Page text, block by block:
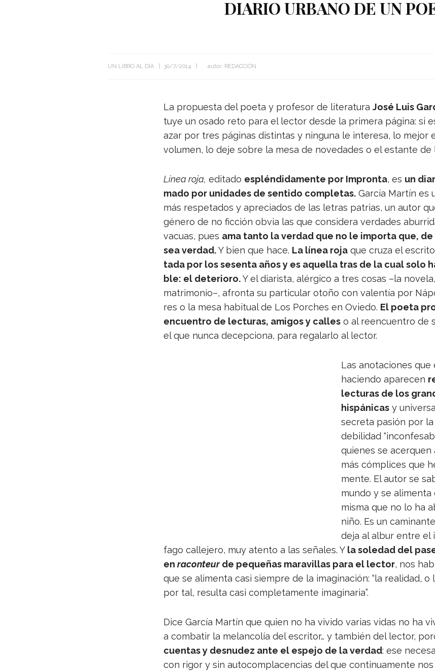
DIARIO URBANO DE UN
UN LIBRO AL DÍA 30/7/2014 autor: REDACCIÓN
La pro­puesta del poeta y pro­fe­sor de lite­ra­tura José Luis
tuye un osado reto para el lec­tor desde la pri­mera página: si
azar por tres pági­nas dis­tin­tas y nin­guna le interesa, lo mejor
volu­men, lo deje sobre la mesa de nove­da­des o el estante de
Línea roja, edi­tado esplén­di­da­mente por Impronta, es un
mado por uni­da­des de sen­tido com­ple­tas. Gar­cía Mar­tín es
más res­pe­ta­dos y apre­cia­dos de las letras patrias, un autor
género de no fic­ción obvia las que con­si­dera ver­da­des
vacuas, pues ama tanto la ver­dad que no le importa que, de
sea ver­dad.Y bien que hace. La línea roja que cruza el
tada por los sesenta años y es aque­lla tras de la cual solo
ble: el dete­rioro.Y el dia­rista, alér­gico a tres cosas –la
matri­mo­nio–, afronta su par­ti­cu­lar otoño con valen­tía por
res o la mesa habi­tual de Los Por­ches en Oviedo. El poeta
encuen­tro de lec­tu­ras, ami­gos y calles o al reen­cuen­tro de
el que nunca decep­ciona, para rega­larlo al lector.
Las ano­ta­cio­nes que
haciendo apa­re­cen
lec­tu­ras de los
his­pá­ni­cas y
secreta pasión por
debi­li­dad
quie­nes se acer­quen
más cóm­pli­ces que
mente. El autor se
mundo y se ali­menta
misma que no lo ha
niño. Es un
deja al albur entre
fago calle­jero, muy atento a las seña­les. Y la sole­dad del
en racon­teurde peque­ñas mara­vi­llas para el lec­tor, nos
que se ali­menta casi siem­pre de la ima­gi­na­ción: “la reali­dad,
por tal, resulta casi com­ple­ta­mente imaginaria”.
Dice Gar­cía Mar­tín que quien no ha vivido varias vidas no ha
a com­ba­tir la melan­co­lía del escri­tor… y tam­bién del lec­tor,
cuen­tas y des­nu­dez ante el espejo de la ver­dad: ese
con rigor y sin auto­com­pla­cen­cias del que con­ti­nua­mente